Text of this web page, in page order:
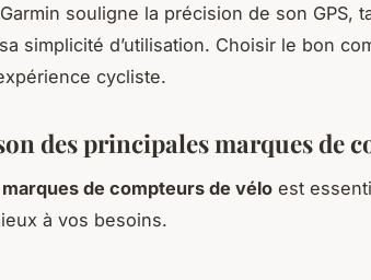
souligne la précision de son GPS,
simplicité d’utilisation. Choisir le bon
cycliste.
des principales marques de
marques de compteurs de vélo est
à vos besoins.